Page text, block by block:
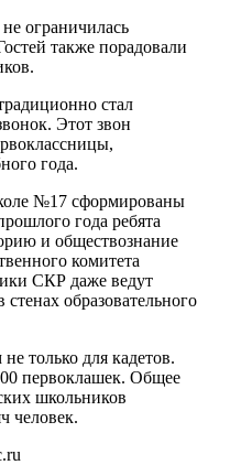
ограничилась
также порадовали
стал
Этот звон
года.
№17 сформированы
года ребята
и обществознание
комитета
СКР даже ведут
образовательного
только для кадетов.
первоклашек. Общее
школьников
человек.